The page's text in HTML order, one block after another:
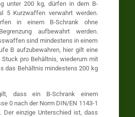
unter 200 kg, dürfen in dem B-
5 Kurzwaffen verwahrt werden.
in einem B-Schrank ohne
aufbewahrt werden.
sind mindestens in einem
B aufzubewahren, hier gilt eine
Stuck pro Behältnis, wiederum mit
das Behältnis mindestens 200 kg
dass ein B-Schrank einem
0 nach der Norm DIN/EN 1143-1
Der einzige Unterschied ist, dass